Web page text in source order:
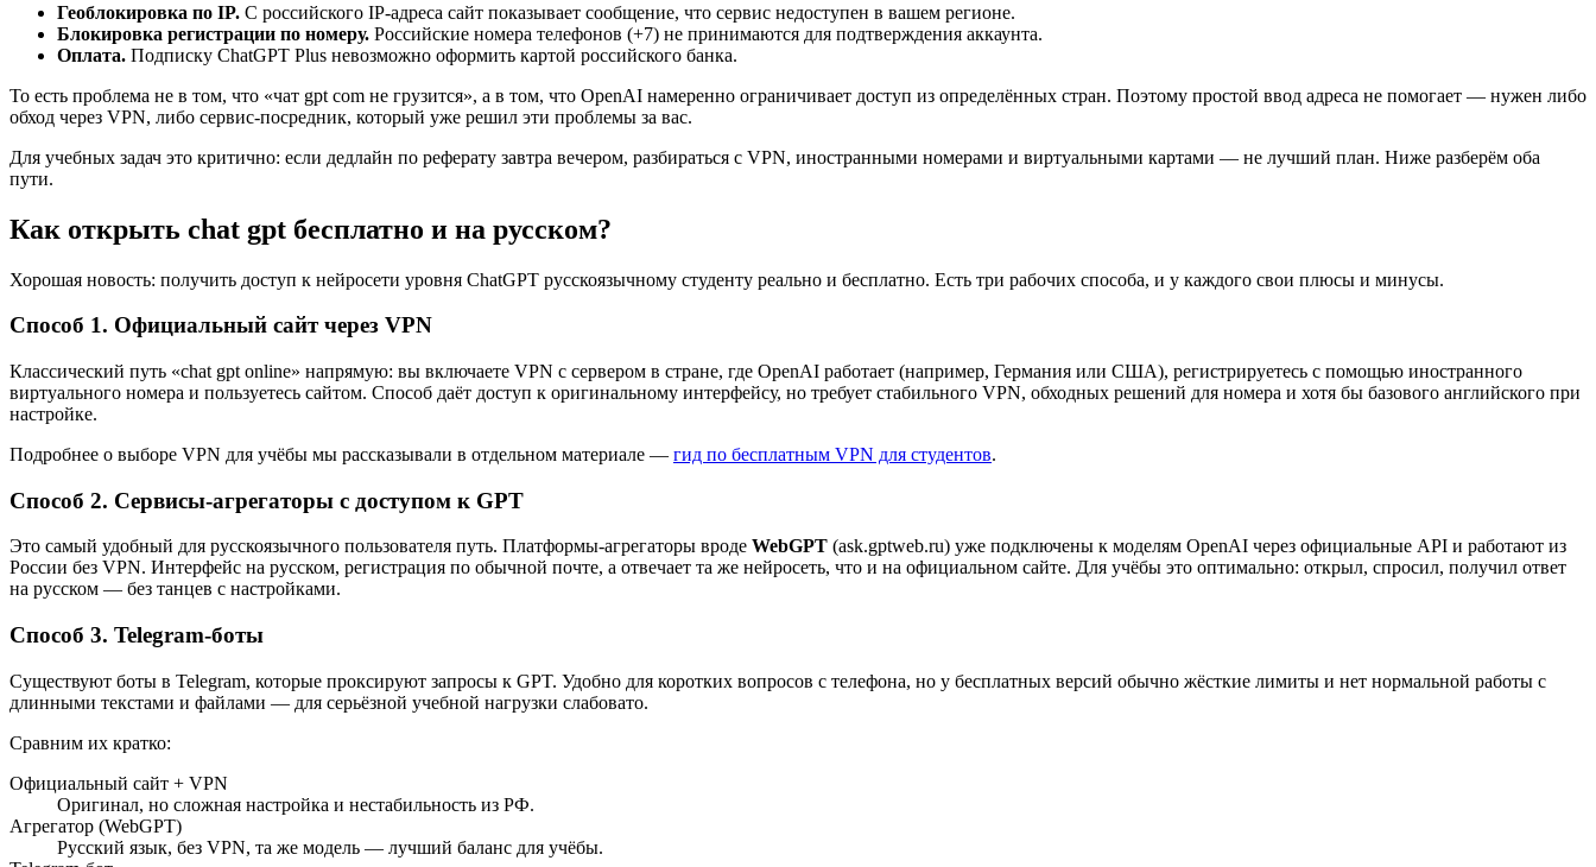
Геоблокировка по IP. С российского IP-адреса сайт показывает сообщение, что сервис недоступен в вашем регионе.
Блокировка регистрации по номеру. Российские номера телефонов (+7) не принимаются для подтверждения аккаунта.
Оплата. Подписку ChatGPT Plus невозможно оформить картой российского банка.
То есть проблема не в том, что «чат gpt com не грузится», а в том, что OpenAI намеренно ограничивает доступ из определённых стран. Поэтому простой ввод адреса не помогает — нужен либо
обход через VPN, либо сервис-посредник, который уже решил эти проблемы за вас.
Для учебных задач это критично: если дедлайн по реферату завтра вечером, разбираться с VPN, иностранными номерами и виртуальными картами — не лучший план. Ниже разберём оба
пути.
Как открыть chat gpt бесплатно и на русском?
Хорошая новость: получить доступ к нейросети уровня ChatGPT русскоязычному студенту реально и бесплатно. Есть три рабочих способа, и у каждого свои плюсы и минусы.
Способ 1. Официальный сайт через VPN
Классический путь «chat gpt online» напрямую: вы включаете VPN с сервером в стране, где OpenAI работает (например, Германия или США), регистрируетесь с помощью иностранного
виртуального номера и пользуетесь сайтом. Способ даёт доступ к оригинальному интерфейсу, но требует стабильного VPN, обходных решений для номера и хотя бы базового английского при
настройке.
Подробнее о выборе VPN для учёбы мы рассказывали в отдельном материале — гид по бесплатным VPN для студентов.
Способ 2. Сервисы-агрегаторы с доступом к GPT
Это самый удобный для русскоязычного пользователя путь. Платформы-агрегаторы вроде WebGPT (ask.gptweb.ru) уже подключены к моделям OpenAI через официальные API и работают из
России без VPN. Интерфейс на русском, регистрация по обычной почте, а отвечает та же нейросеть, что и на официальном сайте. Для учёбы это оптимально: открыл, спросил, получил ответ
на русском — без танцев с настройками.
Способ 3. Telegram-боты
Существуют боты в Telegram, которые проксируют запросы к GPT. Удобно для коротких вопросов с телефона, но у бесплатных версий обычно жёсткие лимиты и нет нормальной работы с
длинными текстами и файлами — для серьёзной учебной нагрузки слабовато.
Сравним их кратко:
Официальный сайт + VPN
Оригинал, но сложная настройка и нестабильность из РФ.
Агрегатор (WebGPT)
Русский язык, без VPN, та же модель — лучший баланс для учёбы.